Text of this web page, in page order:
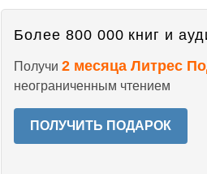
Более 800 000 книг и
Получи 2 месяца Литрес
неограниченным чтением
ПОЛУЧИТЬ ПОДАРОК